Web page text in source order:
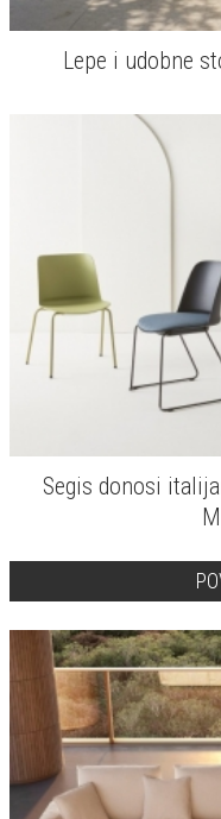
Lepe i udobne
Segis donosi